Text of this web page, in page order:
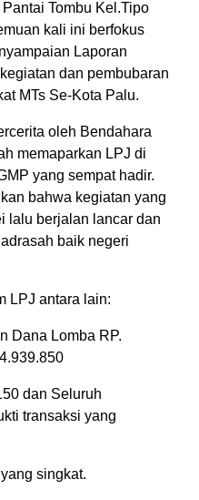
Tombu Kel.Tipo
kali ini berfokus
Laporan
dan pembubaran
MTs Se-Kota Palu.
oleh Bendahara
memaparkan LPJ di
yang sempat hadir.
bahwa kegiatan yang
lalu berjalan lancar dan
baik negeri
LPJ antara lain:
Dana Lomba RP.
dan Seluruh
transaksi yang
singkat.